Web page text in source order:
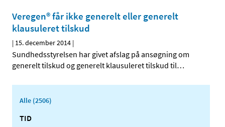
Veregen® får ikke generelt eller generelt
klausuleret tilskud
| 15. december 2014 |
Sundhedsstyrelsen har givet afslag på ansøgning om
generelt tilskud og generelt klausuleret tilskud til…
Alle (2506)
TID